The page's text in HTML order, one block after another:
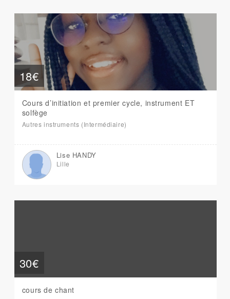
18€
Cours d’initiation et premier cycle, instrument ET
solfège
Autres instruments (Intermédiaire)
Lise HANDY
Lille
30€
cours de chant